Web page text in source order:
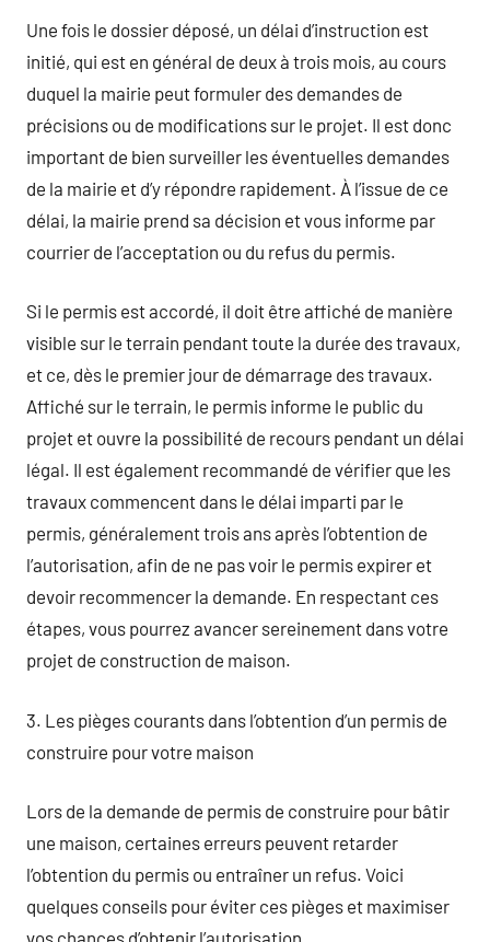
Une fois le dossier déposé, un délai d’instruction est
initié, qui est en général de deux à trois mois, au cours
duquel la mairie peut formuler des demandes de
précisions ou de modifications sur le projet. Il est donc
important de bien surveiller les éventuelles demandes
de la mairie et d’y répondre rapidement. À l’issue de ce
délai, la mairie prend sa décision et vous informe par
courrier de l’acceptation ou du refus du permis.
Si le permis est accordé, il doit être affiché de manière
visible sur le terrain pendant toute la durée des travaux,
et ce, dès le premier jour de démarrage des travaux.
Affiché sur le terrain, le permis informe le public du
projet et ouvre la possibilité de recours pendant un délai
légal. Il est également recommandé de vérifier que les
travaux commencent dans le délai imparti par le
permis, généralement trois ans après l’obtention de
l’autorisation, afin de ne pas voir le permis expirer et
devoir recommencer la demande. En respectant ces
étapes, vous pourrez avancer sereinement dans votre
projet de construction de maison.
3. Les pièges courants dans l’obtention d’un permis de
construire pour votre maison
Lors de la demande de permis de construire pour bâtir
une maison, certaines erreurs peuvent retarder
l’obtention du permis ou entraîner un refus. Voici
quelques conseils pour éviter ces pièges et maximiser
vos chances d’obtenir l’autorisation.